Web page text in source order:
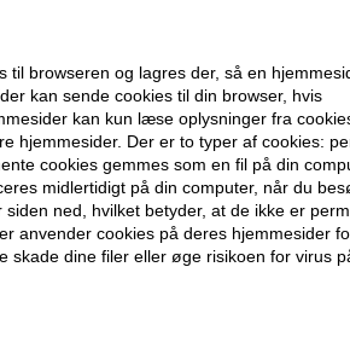
til browseren og lagres der, så en
kan sende cookies til din browser, hvis
kan kun læse oplysninger fra
hjemmesider. Der er to typer af cookies:
cookies gemmes som en fil på din
midlertidigt på din computer, når du
ned, hvilket betyder, at de ikke er
anvender cookies på deres hjemmesider
skade dine filer eller øge risikoen for virus
399,10 DKK FRA GRATIS FRAGT
BESKRIVELSE ANMELDELSER
Max Factor 2000 Calorie Pro Stylist
definition med en naturlig finish. Den
er perfekt til både hverdagsbrug og